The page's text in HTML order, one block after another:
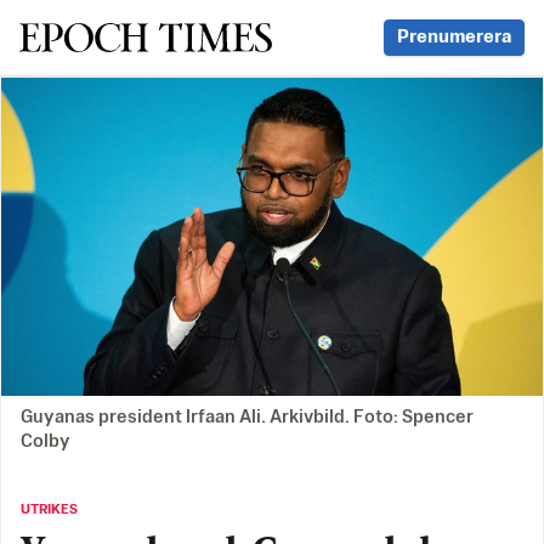
Svenska Epoch Times Prenumerera
Guyanas president Irfaan Ali. Arkivbild. Foto: Spencer
Colby
UTRIKES